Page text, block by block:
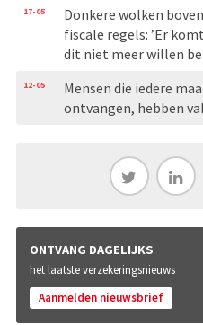
17-05
Donkere wolken
fiscale regels: ’Er
dit niet meer willen
12-05
Mensen die iedere
ontvangen, hebben
ONTVANG DAGELIJKS
het laatste verzekeringsnieuws
Aanmelden nieuwsbrief